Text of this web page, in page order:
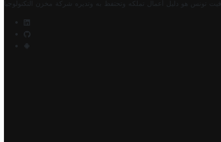
تونس هو دليل أعمال تملكه وتحتفظ به وتديره شركة مخزن التكنولوجيا